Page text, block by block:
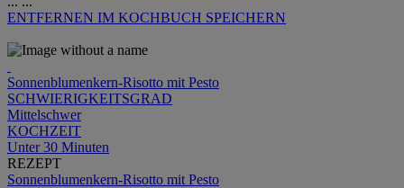
ENTFERNEN IM KOCHBUCH SPEICHERN
Sonnenblumenkern-Risotto mit Pesto
SCHWIERIGKEITSGRAD
Mittelschwer
KOCHZEIT
Unter 30 Minuten
REZEPT
Sonnenblumenkern-Risotto mit Pesto